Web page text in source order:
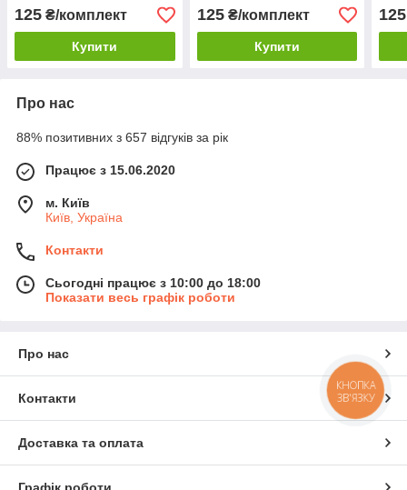
125 ₴/комплект
Купити
125₴/комплект
Купити
125
Про нас
88% позитивних з 657 відгуків за рік
Працює з 15.06.2020
м. Київ
Київ, Україна
Контакти
Сьогодні працює з 10:00 до 18:00
Показати весь графік роботи
Про нас
Контакти
Доставка та оплата
КНОПКА
ЗВ'ЯЗКУ